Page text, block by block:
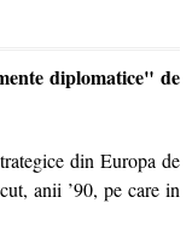
diplomatice" de
din Europa de
anii ’90, pe care in